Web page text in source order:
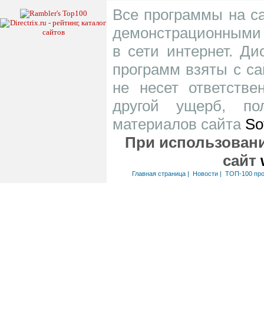
Все программы на
в сети интернет.
программ взяты с
не несет
другой ущерб,
материалов сайта
При
сайт
Главная страница| Новости| ТОП-100